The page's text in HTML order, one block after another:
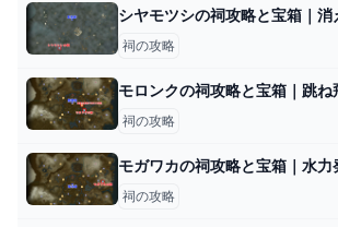
シヤモツシの祠攻略と宝箱｜消
祠の攻略
モロンクの祠攻略と宝箱｜跳ね
祠の攻略
モガワカの祠攻略と宝箱｜水力
祠の攻略